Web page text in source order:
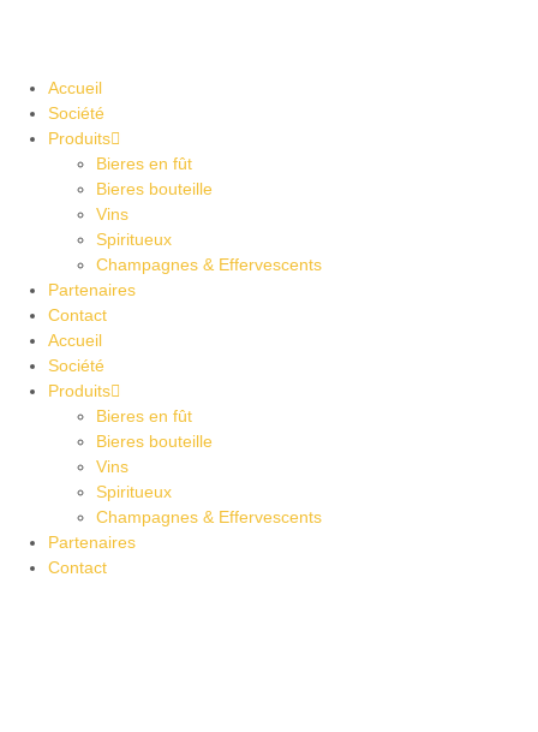
Accueil
Société
Produits
Bieres en fût
Bieres bouteille
Vins
Spiritueux
Champagnes & Effervescents
Partenaires
Contact
Accueil
Société
Produits
Bieres en fût
Bieres bouteille
Vins
Spiritueux
Champagnes & Effervescents
Partenaires
Contact